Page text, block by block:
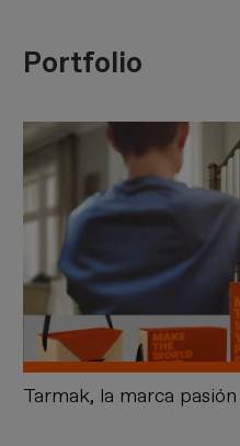
Portfolio
Tarmak, la marca